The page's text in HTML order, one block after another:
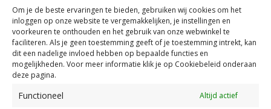
Om je de beste ervaringen te bieden, gebruiken wij cookies om het
inloggen op onze website te vergemakkelijken, je instellingen en
voorkeuren te onthouden en het gebruik van onze webwinkel te
faciliteren. Als je geen toestemming geeft of je toestemming intrekt, kan
dit een nadelige invloed hebben op bepaalde functies en
mogelijkheden. Voor meer informatie klik je op Cookiebeleid onderaan
deze pagina.
Functioneel Altijd actief
Mobiel Desktop
Copyright Visserslatijn Nederland 1998-2012